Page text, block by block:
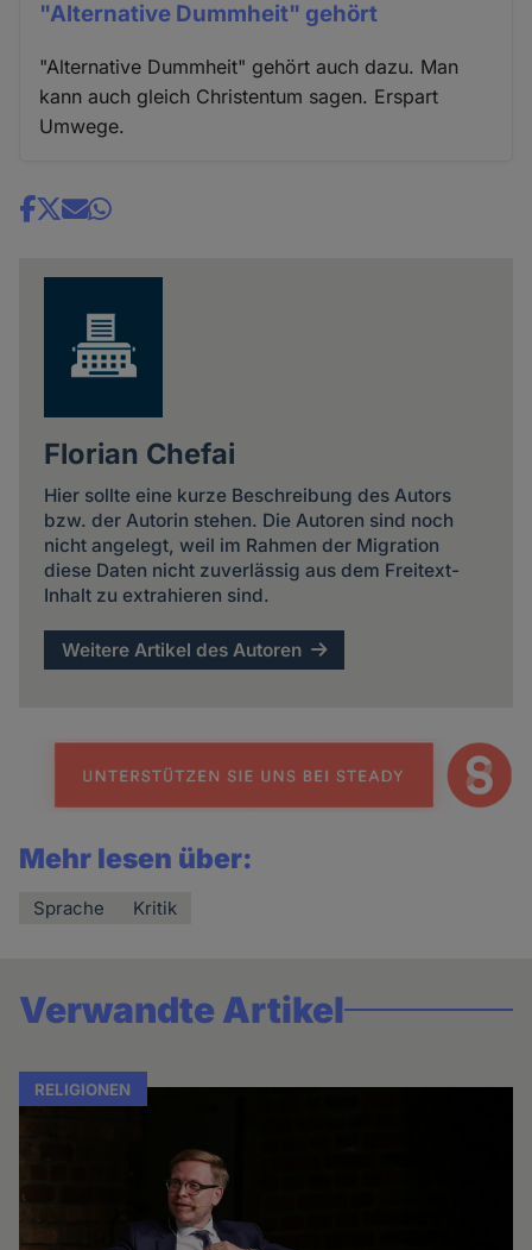
"Alternative Dummheit" gehört
"Alternative Dummheit" gehört auch dazu. Man
kann auch gleich Christentum sagen. Erspart
Umwege.
Share
Florian Chefai
Hier sollte eine kurze Beschreibung des Autors
bzw. der Autorin stehen. Die Autoren sind noch
nicht angelegt, weil im Rahmen der Migration
diese Daten nicht zuverlässig aus dem Freitext-
Inhalt zu extrahieren sind.
Weitere Artikel des Autoren
Mehr lesen über:
Sprache Kritik
Verwandte Artikel
RELIGIONEN